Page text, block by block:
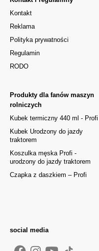
Kontakt
Reklama
Polityka prywatności
Regulamin
RODO
Produkty dla fanów maszyn
rolniczych
Kubek termiczny 440 ml - Profi
Kubek Urodzony do jazdy
traktorem
Koszulka męska Profi -
urodzony do jazdy traktorem
Czapka z daszkiem – Profi
social media